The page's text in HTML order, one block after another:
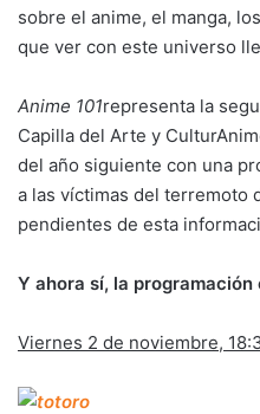
sobre el anime, el manga, los
que ver con este universo
Anime 101representa la
Capilla del Arte y
del año siguiente con una
a las víctimas del terremoto
pendientes de esta
Y ahora sí, la programación
Viernes 2 de noviembre,